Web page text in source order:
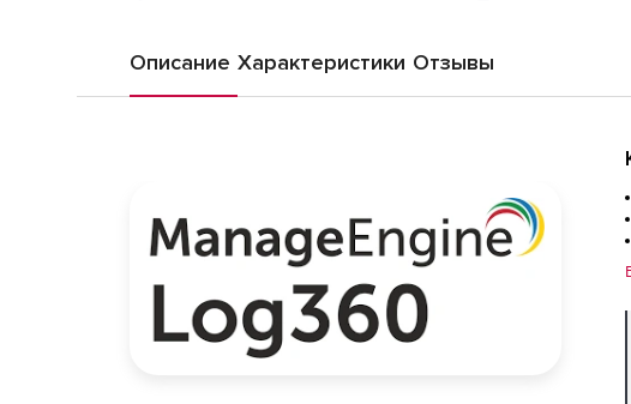
Описание Характеристики Отзывы